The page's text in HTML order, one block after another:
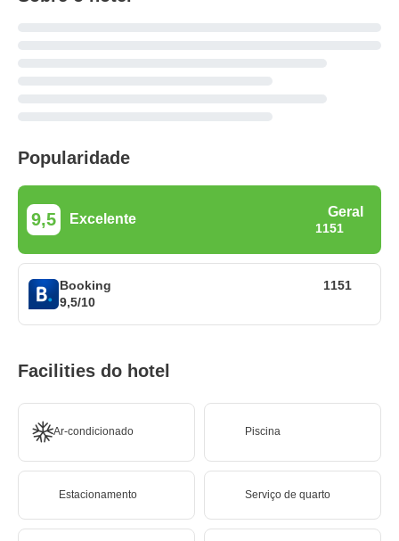
Popularidade
9,5 Excelente Geral
1151
Booking
9,5/10
1151
Facilities do hotel
Ar-condicionado Piscina
Estacionamento Serviço de quarto